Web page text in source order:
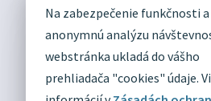
Na zabezpečenie funkčnosti a
anonymnú analýzu
webstránka ukladá do vášho
prehliadača "cookies" údaje.
DIVÍN
OFICIÁLNE
Technický prevádzkovateľ:
Správca obsahu: